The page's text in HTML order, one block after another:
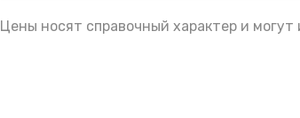
Цены носят справочный характер и